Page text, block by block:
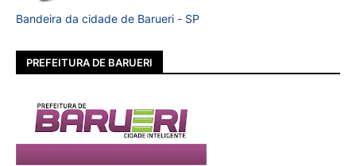
Bandeira da cidade de Barueri - SP
PREFEITURA DE BARUERI